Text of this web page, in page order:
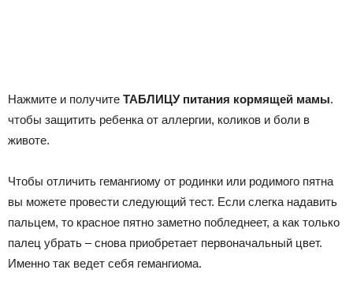
Нажмите и получите ТАБЛИЦУ питания кормящей мамы.
чтобы защитить ребенка от аллергии, коликов и боли в
животе.
Чтобы отличить гемангиому от родинки или родимого пятна
вы можете провести следующий тест. Если слегка надавить
пальцем, то красное пятно заметно побледнеет, а как только
палец убрать – снова приобретает первоначальный цвет.
Именно так ведет себя гемангиома.